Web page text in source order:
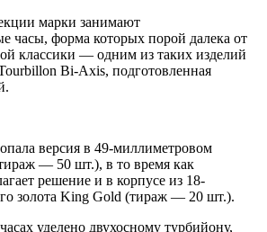
марки занимают
часы, форма которых порой далека от
классики — одним из таких изделий
Bi-Axis, подготовленная
версия в 49-миллиметровом
— 50 шт.), в то время как
решение и в корпусе из 18-
золота King Gold (тираж — 20 шт.).
уделено двухосному турбийону,